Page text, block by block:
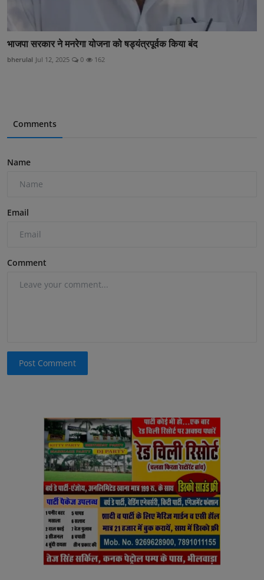
भाजपा सरकार ने मनरेगा योजना को षड्यंत्रपूर्वक किया बंद
bherulal Jul 12, 2025 0 162
Comments
Name
Email
Comment
Post Comment